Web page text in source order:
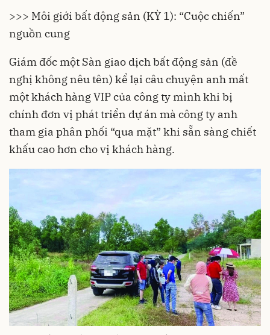
>>> Môi giới bất động sản (KỲ 1): “Cuộc chiến”
nguồn cung
Giám đốc một Sàn giao dịch bất động sản (đề
nghị không nêu tên) kể lại câu chuyện anh mất
một khách hàng VIP của công ty mình khi bị
chính đơn vị phát triển dự án mà công ty anh
tham gia phân phối “qua mặt” khi sẵn sàng chiết
khấu cao hơn cho vị khách hàng.